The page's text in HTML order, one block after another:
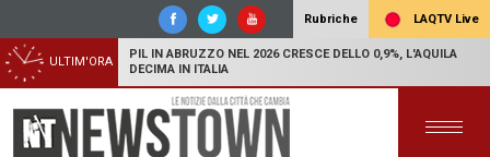
Rubriche LAQTV Live
ULTIM'ORA
PIL IN ABRUZZO NEL 2026 CRESCE DELLO 0,9%, L'AQUILA
DECIMA IN ITALIA